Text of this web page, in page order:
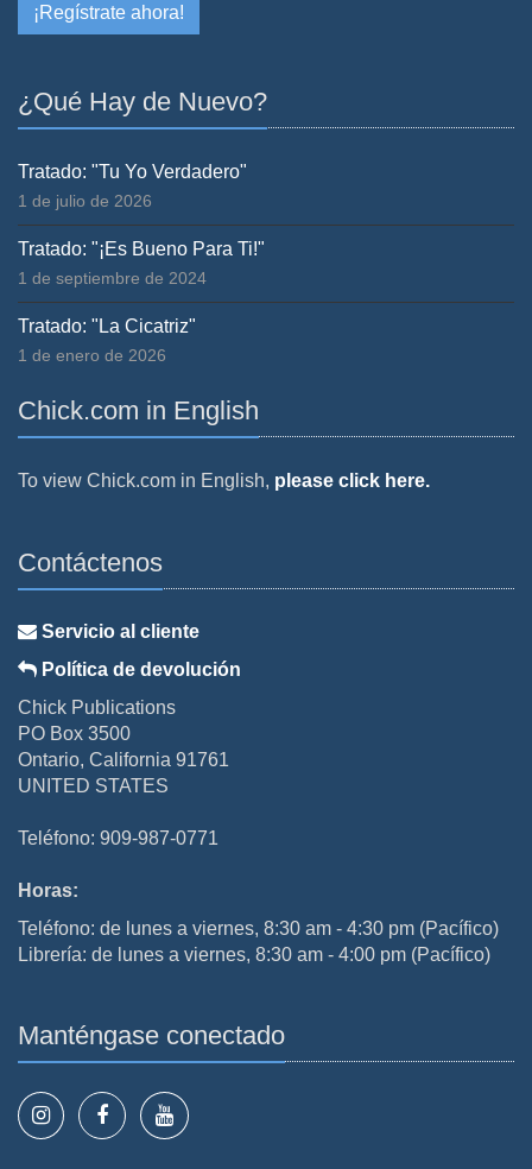
¡Regístrate ahora!
¿Qué Hay de Nuevo?
Tratado: "Tu Yo Verdadero"
1 de julio de 2026
Tratado: "¡Es Bueno Para Ti!"
1 de septiembre de 2024
Tratado: "La Cicatriz"
1 de enero de 2026
Chick.com in English
To view Chick.com in English, please click here.
Contáctenos
Servicio al cliente
Política de devolución
Chick Publications
PO Box 3500
Ontario, California 91761
UNITED STATES
Teléfono: 909-987-0771
Horas:
Teléfono: de lunes a viernes, 8:30 am - 4:30 pm (Pacífico)
Librería: de lunes a viernes, 8:30 am - 4:00 pm (Pacífico)
Manténgase conectado